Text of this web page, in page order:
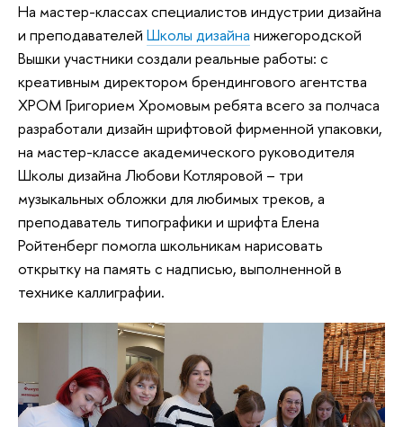
На мастер-классах специалистов индустрии дизайна
и преподавателей Школы дизайна нижегородской
Вышки участники создали реальные работы: с
креативным директором брендингового агентства
ХРОМ Григорием Хромовым ребята всего за полчаса
разработали дизайн шрифтовой фирменной упаковки,
на мастер-классе академического руководителя
Школы дизайна Любови Котляровой – три
музыкальных обложки для любимых треков, а
преподаватель типографики и шрифта Елена
Ройтенберг помогла школьникам нарисовать
открытку на память с надписью, выполненной в
технике каллиграфии.